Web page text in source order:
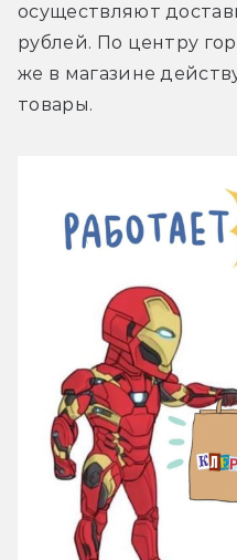
осуществляют
рублей. По центру
же в магазине
товары.